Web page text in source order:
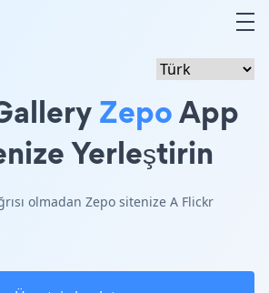
ZepoApp
Yerleştirin
olmadan Zepo sitenize A Flickr